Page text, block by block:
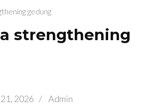
gedung
strengthening
2026 / Admin